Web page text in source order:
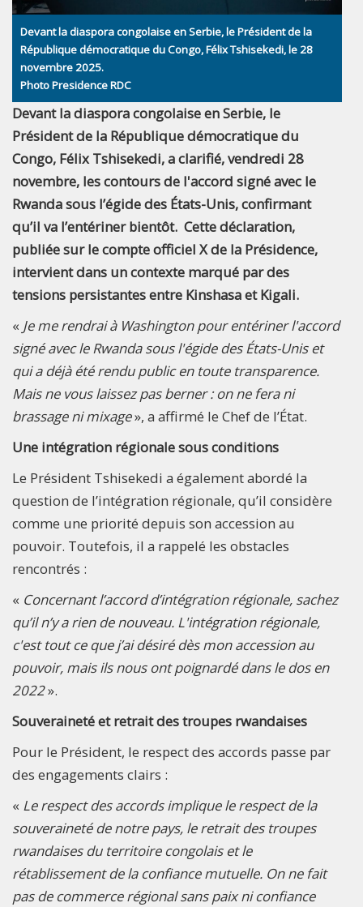
Devant la diaspora congolaise en Serbie, le Président de la
République démocratique du Congo, Félix Tshisekedi, le 28
novembre 2025.
Photo Presidence RDC
Devant la diaspora congolaise en Serbie, le
Président de la République démocratique du
Congo, Félix Tshisekedi, a clarifié, vendredi 28
novembre, les contours de l'accord signé avec le
Rwanda sous l’égide des États-Unis, confirmant
qu’il va l’entériner bientôt. Cette déclaration,
publiée sur le compte officiel X de la Présidence,
intervient dans un contexte marqué par des
tensions persistantes entre Kinshasa et Kigali.
« Je me rendrai à Washington pour entériner l'accord
signé avec le Rwanda sous l'égide des États-Unis et
qui a déjà été rendu public en toute transparence.
Mais ne vous laissez pas berner : on ne fera ni
brassage ni mixage», a affirmé le Chef de l’État.
Une intégration régionale sous conditions
Le Président Tshisekedi a également abordé la
question de l’intégration régionale, qu’il considère
comme une priorité depuis son accession au
pouvoir. Toutefois, il a rappelé les obstacles
rencontrés :
« Concernant l’accord d’intégration régionale, sachez
qu’il n’y a rien de nouveau. L'intégration régionale,
c'est tout ce que j’ai désiré dès mon accession au
pouvoir, mais ils nous ont poignardé dans le dos en
2022».
Souveraineté et retrait des troupes rwandaises
Pour le Président, le respect des accords passe par
des engagements clairs :
« Le respect des accords implique le respect de la
souveraineté de notre pays, le retrait des troupes
rwandaises du territoire congolais et le
rétablissement de la confiance mutuelle. On ne fait
pas de commerce régional sans paix ni confiance